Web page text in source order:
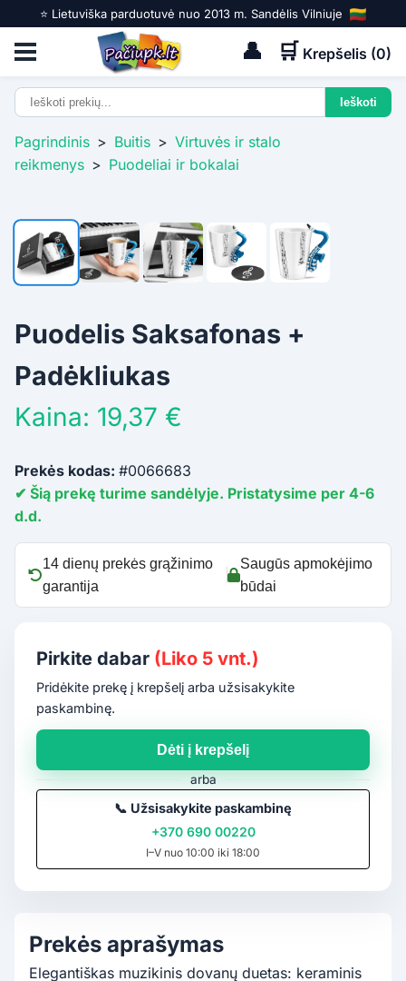
⭐️ Lietuviška parduotuvė nuo 2013 m. Sandėlis Vilniuje
👤 🛒 Krepšelis (0)
Pagrindinis > Buitis > Virtuvės ir stalo
reikmenys > Puodeliai ir bokalai
Puodelis Saksafonas +
Padėkliukas
Kaina: 19,37 €
Prekės kodas: #0066683
✔ Šią prekę turime sandėlyje. Pristatysime per 4-6
d.d.
14 dienų prekės grąžinimo
garantija
Saugūs apmokėjimo
būdai
Pirkite dabar (Liko 5 vnt.)
Pridėkite prekę į krepšelį arba užsisakykite
paskambinę.
Dėti į krepšelį
arba
📞 Užsisakykite paskambinę
+370 690 00220
I–V nuo 10:00 iki 18:00
Prekės aprašymas
Elegantiškas muzikinis dovanų duetas: keraminis